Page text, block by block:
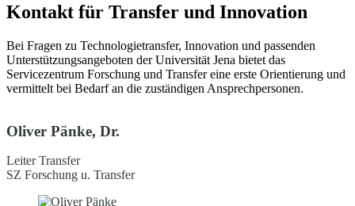
Kontakt für Transfer und Innovation
Bei Fragen zu Technologietransfer, Innovation und passenden
Unterstützungsangeboten der Universität Jena bietet das
Servicezentrum Forschung und Transfer eine erste Orientierung und
vermittelt bei Bedarf an die zuständigen Ansprechpersonen.
Oliver Pänke, Dr.
Leiter Transfer
SZ Forschung u. Transfer